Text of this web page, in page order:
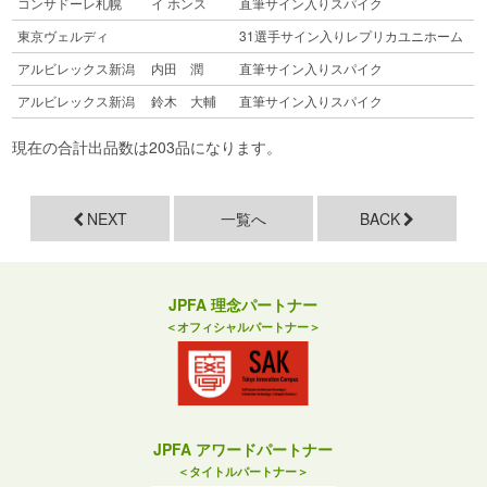
東京ヴェルディ
31選手サイン入りレプリカユニホーム
アルビレックス新潟
内田 潤
直筆サイン入りスパイク
アルビレックス新潟
鈴木 大輔 直筆サイン入りスパイク
現在の合計出品数は203品になります。
NEXT 一覧へ BACK
JPFA 理念パートナー
＜オフィシャルパートナー＞
JPFA アワードパートナー
＜タイトルパートナー＞